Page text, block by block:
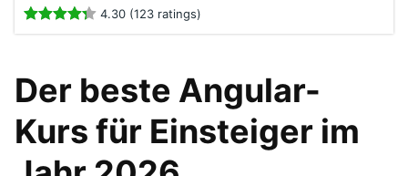
4.30 (123 ratings)
Der beste Angular-
Kurs für Einsteiger im